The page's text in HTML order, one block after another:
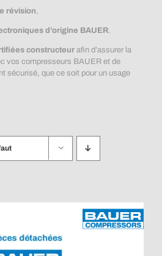
révision,
d’origine BAUER.
constructeurafin d’assurer la
vos compresseurs BAUER et de
sécurisé, que ce soit pour un usage